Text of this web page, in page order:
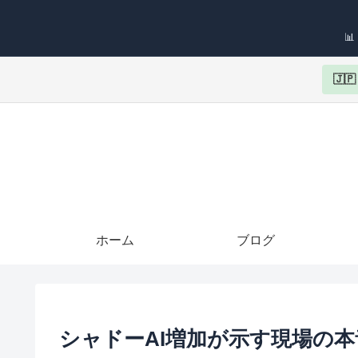
📊
🇯🇵
ホーム ブログ
シャドーAI増加が示す現場の